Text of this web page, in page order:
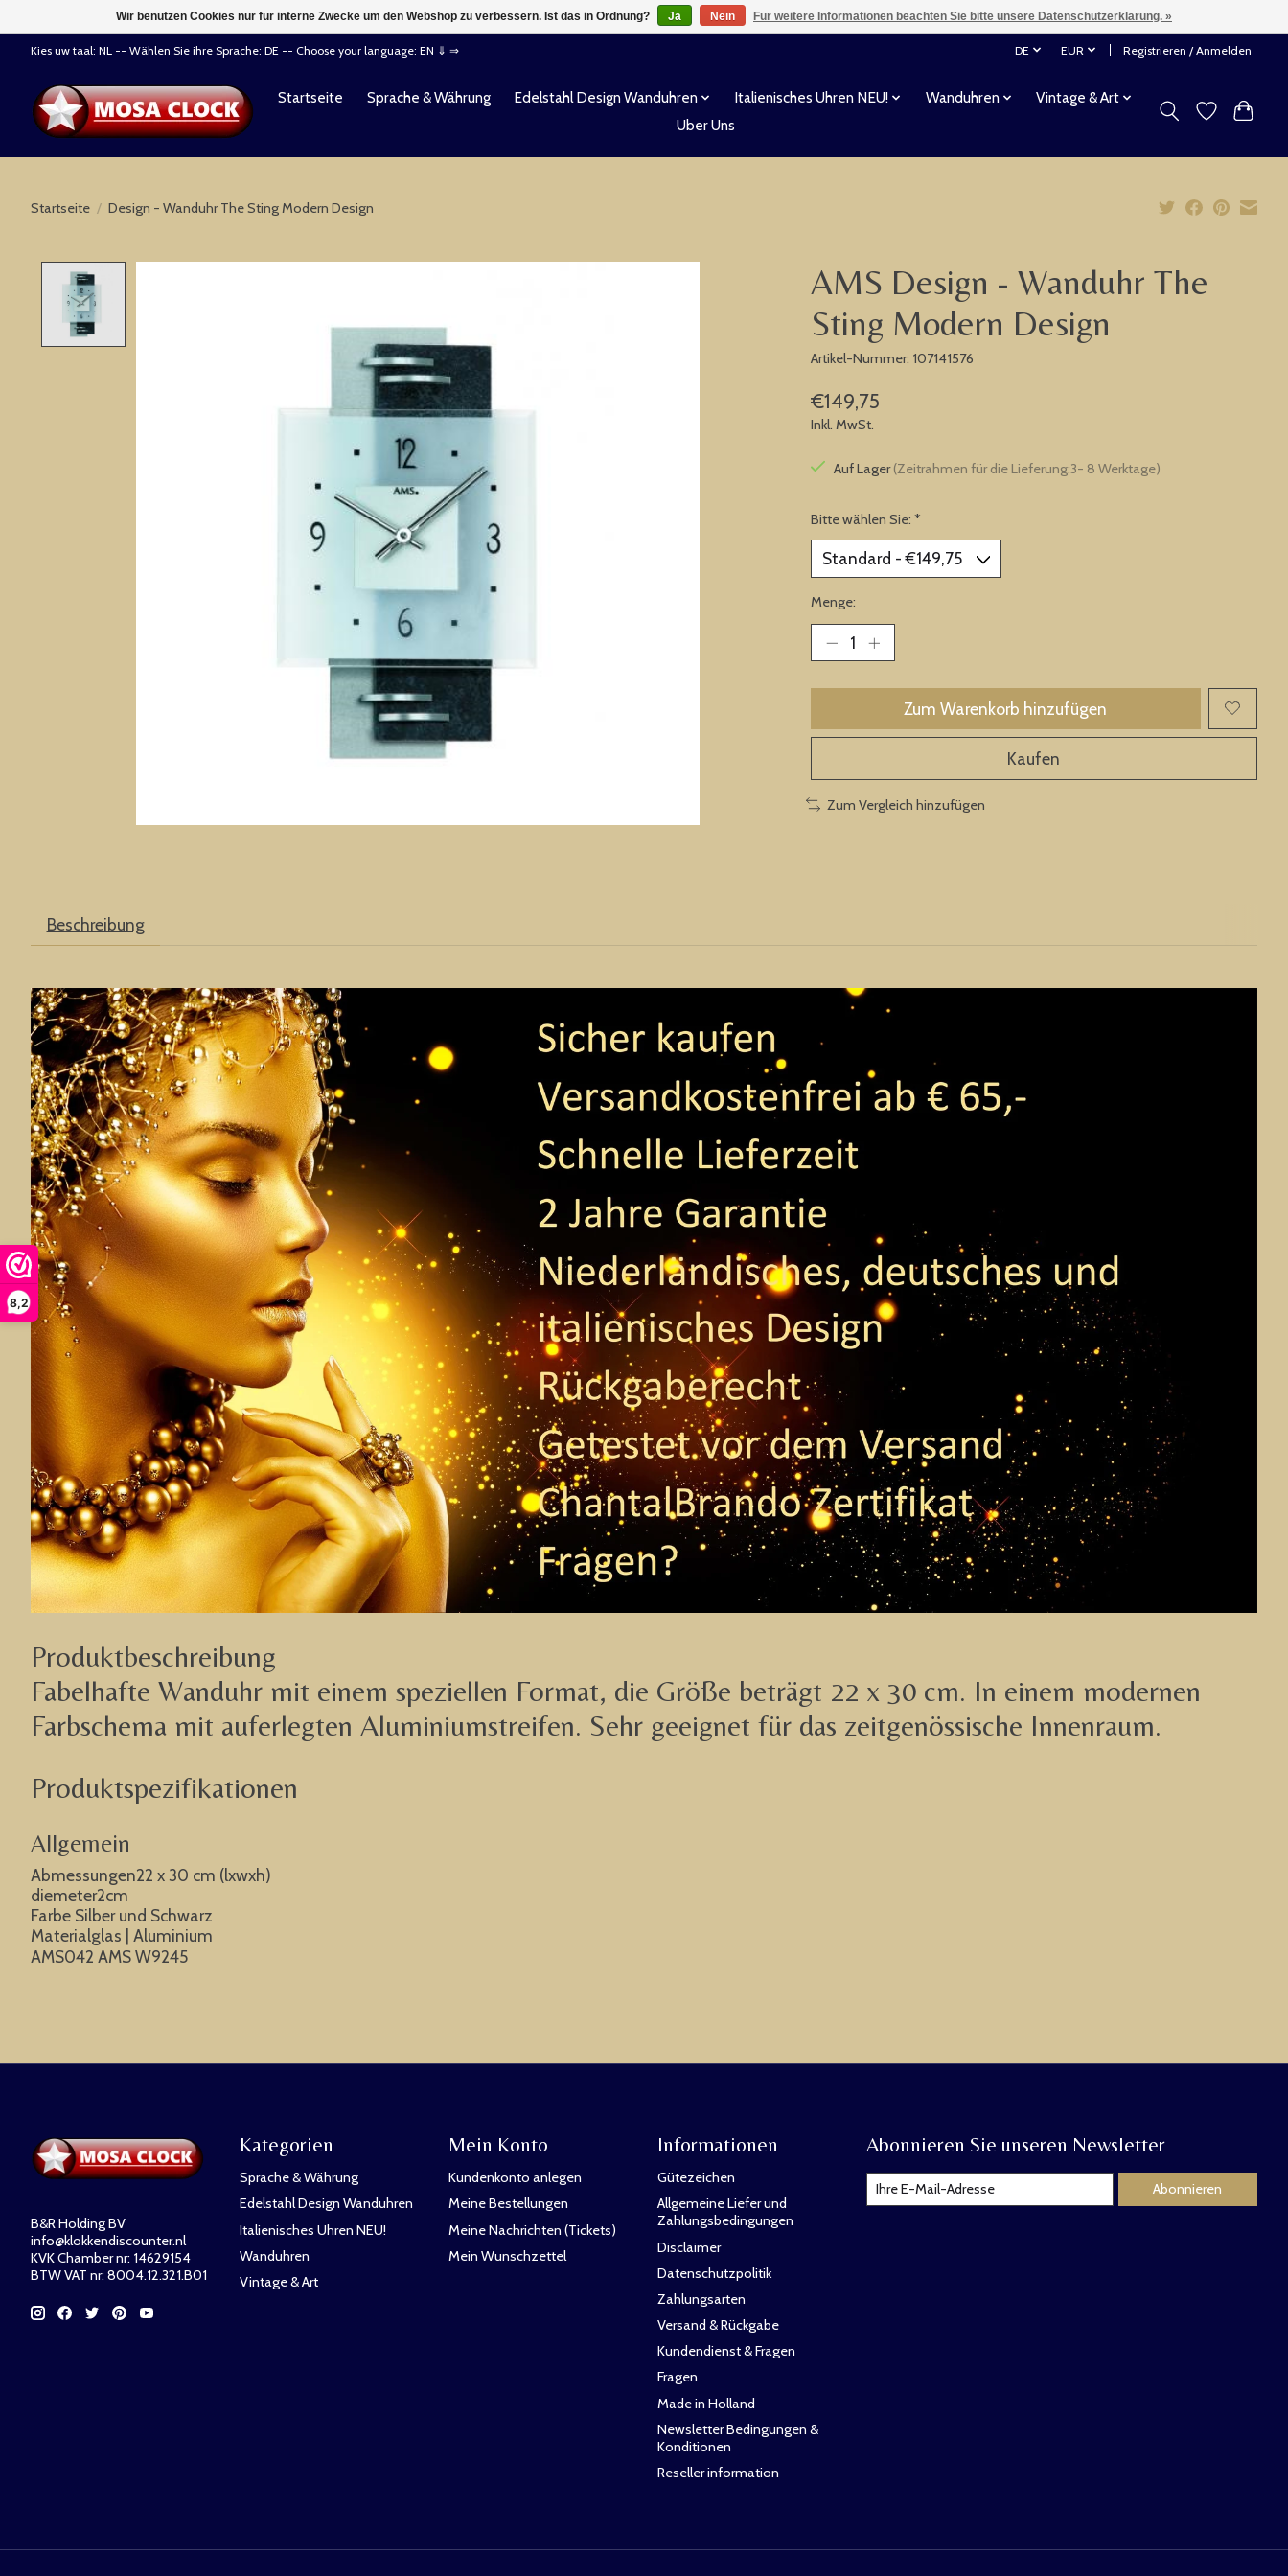
8,2
Kies uw taal: NL -- Wählen Sie ihre Sprache: DE -- Choose your language: EN ⇓ ⇒ DE EUR Registrieren / Anmelden
Startseite Sprache & Währung Edelstahl Design Wanduhren Italienisches Uhren NEU! Wanduhren
Vintage & Art
Uber Uns
Startseite / Design - Wanduhr The Sting Modern Design
AMS Design - Wanduhr The
Sting Modern Design
Artikel-Nummer: 107141576
€149,75
Inkl. MwSt.
Auf Lager(Zeitrahmen für die Lieferung:3- 8 Werktage)
Bitte wählen Sie: *
Menge:
Zum Warenkorb hinzufügen
Kaufen
Zum Vergleich hinzufügen
Beschreibung
Produktbeschreibung
Fabelhafte Wanduhr mit einem speziellen Format, die Größe beträgt 22 x 30 cm. In einem modernen
Farbschema mit auferlegten Aluminiumstreifen. Sehr geeignet für das zeitgenössische Innenraum.
Produktspezifikationen
Allgemein
Abmessungen22 x 30 cm (lxwxh)
diemeter2cm
Farbe Silber und Schwarz
Materialglas | Aluminium
AMS042 AMS W9245
B&R Holding BV
info@klokkendiscounter.nl
KVK Chamber nr: 14629154
BTW VAT nr: 8004.12.321.B01
Kategorien
Sprache & Währung
Edelstahl Design Wanduhren
Italienisches Uhren NEU!
Wanduhren
Vintage & Art
Mein Konto
Kundenkonto anlegen
Meine Bestellungen
Meine Nachrichten (Tickets)
Mein Wunschzettel
Informationen
Gütezeichen
Allgemeine Liefer und
Zahlungsbedingungen
Disclaimer
Datenschutzpolitik
Zahlungsarten
Versand & Rückgabe
Kundendienst & Fragen
Fragen
Made in Holland
Newsletter Bedingungen &
Konditionen
Reseller information
Abonnieren Sie unseren Newsletter
Abonnieren
Wir benutzen Cookies nur für interne Zwecke um den Webshop zu verbessern. Ist das in Ordnung? Ja Nein Für weitere Informationen beachten Sie bitte unsere Datenschutzerklärung. »